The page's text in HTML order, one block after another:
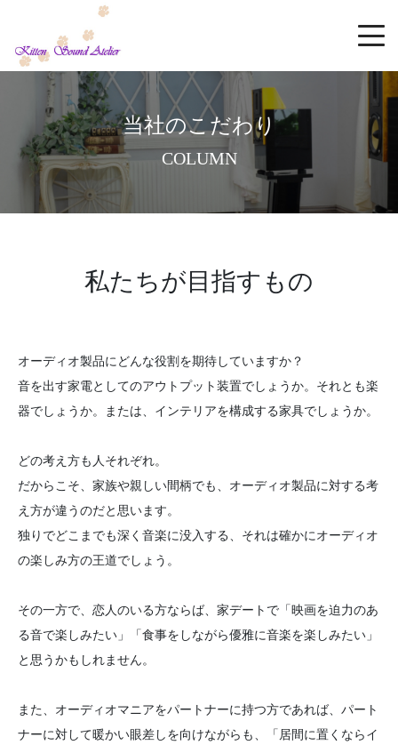
当社のこだわり
COLUMN
私たちが目指すもの
オーディオ製品にどんな役割を期待していますか？
音を出す家電としてのアウトプット装置でしょうか。それとも楽
器でしょうか。または、インテリアを構成する家具でしょうか。
どの考え方も人それぞれ。
だからこそ、家族や親しい間柄でも、オーディオ製品に対する考
え方が違うのだと思います。
独りでどこまでも深く音楽に没入する、それは確かにオーディオ
の楽しみ方の王道でしょう。
その一方で、恋人のいる方ならば、家デートで「映画を迫力のあ
る音で楽しみたい」「食事をしながら優雅に音楽を楽しみたい」
と思うかもしれません。​​​​​​​
また、オーディオマニアをパートナーに持つ方であれば、パート
ナーに対して暖かい眼差しを向けながらも、「居間に置くならイ